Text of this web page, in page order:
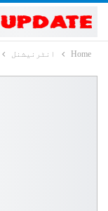
Home انٹرنیشنل